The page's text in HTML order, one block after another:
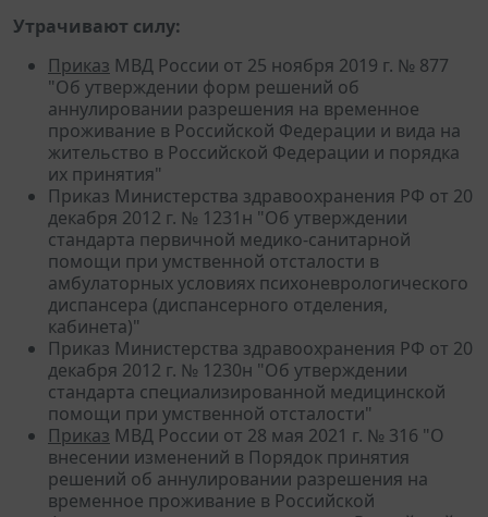
Утрачивают силу:
Приказ МВД России от 25 ноября 2019 г. № 877
"Об утверждении форм решений об
аннулировании разрешения на временное
проживание в Российской Федерации и вида на
жительство в Российской Федерации и порядка
их принятия"
Приказ Министерства здравоохранения РФ от 20
декабря 2012 г. № 1231н "Об утверждении
стандарта первичной медико-санитарной
помощи при умственной отсталости в
амбулаторных условиях психоневрологического
диспансера (диспансерного отделения,
кабинета)"
Приказ Министерства здравоохранения РФ от 20
декабря 2012 г. № 1230н "Об утверждении
стандарта специализированной медицинской
помощи при умственной отсталости"
Приказ МВД России от 28 мая 2021 г. № 316 "О
внесении изменений в Порядок принятия
решений об аннулировании разрешения на
временное проживание в Российской